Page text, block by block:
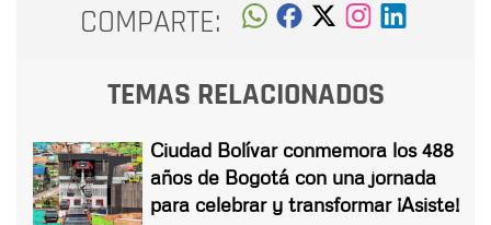
COMPARTE:
TEMAS RELACIONADOS
Ciudad Bolívar conmemora los 488
años de Bogotá con una jornada
para celebrar y transformar ¡Asiste!